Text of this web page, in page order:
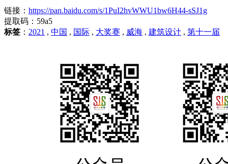
链接： https://pan.baidu.com/s/1PuI2hvWWU1bw6H44-sSJ1g
提取码：59a5
标签 ： 2021 , 中国 , 国际 , 大奖赛 , 威海 , 建筑设计 , 第十一届